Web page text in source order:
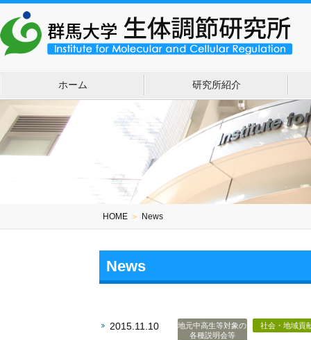
ホーム 研究所紹介
HOME ＞ News
News
2015.11.10
地元中高生等対象の
各種説明会等
社会・地域貢